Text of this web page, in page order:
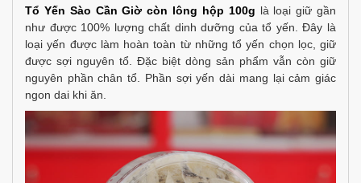
Tổ Yến Sào Cần Giờ còn lông hộp 100g là loại giữ gần
như được 100% lượng chất dinh dưỡng của tổ yến. Đây là
loại yến được làm hoàn toàn từ những tổ yến chọn lọc, giữ
được sợi nguyên tổ. Đặc biệt dòng sản phẩm vẫn còn giữ
nguyên phần chân tổ. Phần sợi yến dài mang lại cảm giác
ngon dai khi ăn.